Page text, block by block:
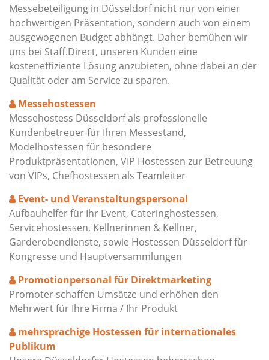
Messebeteiligung in Düsseldorf nicht nur von einer
hochwertigen Präsentation, sondern auch von einem
ausgewogenen Budget abhängt. Daher bemühen wir
uns bei Staff.Direct, unseren Kunden eine
kosteneffiziente Lösung anzubieten, ohne dabei an der
Qualität oder am Service zu sparen.
Messehostessen
Messehostess Düsseldorf als professionelle
Kundenbetreuer für Ihren Messestand,
Modelhostessen für besondere
Produktpräsentationen, VIP Hostessen zur Betreuung
von VIPs, Chefhostessen als Teamleiter
Event- und Veranstaltungspersonal
Aufbauhelfer für Ihr Event, Cateringhostessen,
Servicehostessen, Kellnerinnen & Kellner,
Garderobendienste, sowie Hostessen Düsseldorf für
Kongresse und Hauptversammlungen
Promotionpersonal für Direktmarketing
Promoter schaffen Umsätze und erhöhen den
Mehrwert für Ihre Firma / Ihr Produkt
mehrsprachige Hostessen für internationales
Publikum